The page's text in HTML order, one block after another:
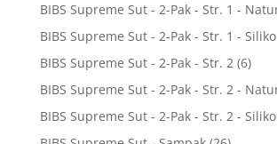
BIBS Supreme Sut - 2-Pak - Str. 1 -
BIBS Supreme Sut - 2-Pak - Str. 1 -
BIBS Supreme Sut - 2-Pak - Str. 2 (6)
BIBS Supreme Sut - 2-Pak - Str. 2 -
BIBS Supreme Sut - 2-Pak - Str. 2 -